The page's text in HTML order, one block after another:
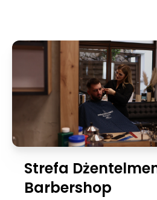
Strefa
Barbershop